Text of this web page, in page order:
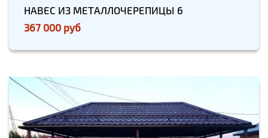
НАВЕС ИЗ МЕТАЛЛОЧЕРЕПИЦЫ 6
367 000 руб